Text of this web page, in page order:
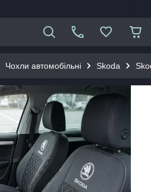
Чохли автомобільні Skoda